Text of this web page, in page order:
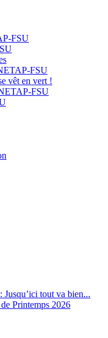
FSU
FSU
vêt en vert !
FSU
tout va bien...
Printemps 2026